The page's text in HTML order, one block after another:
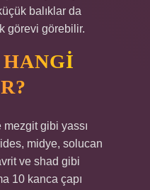
balıklar da
görevi görebilir.
gibi yassı
midye, solucan
ve shad gibi
10 kanca çapı